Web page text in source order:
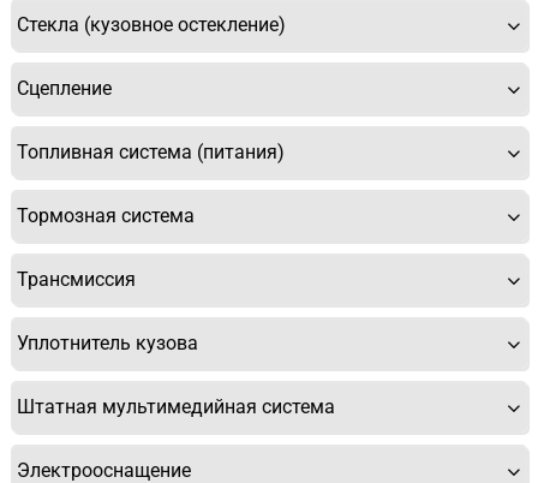
Стекла (кузовное остекление)
Сцепление
Топливная система (питания)
Тормозная система
Трансмиссия
Уплотнитель кузова
Штатная мультимедийная система
Электрооснащение